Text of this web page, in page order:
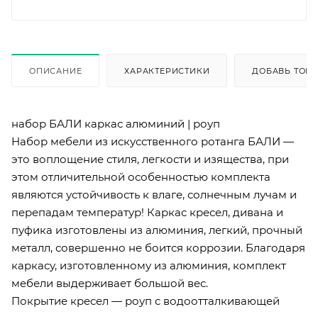
ОПИСАНИЕ ХАРАКТЕРИСТИКИ ДОБАВЬ
набор БАЛИ каркас алюминий | роуп
Набор мебели из искусственного ротанга БАЛИ —
это воплощение стиля, легкости и изящества, при
этом отличительной особенностью комплекта
являются устойчивость к влаге, солнечным лучам и
перепадам температур! Каркас кресел, дивана и
пуфика изготовлены из алюминия, легкий, прочный
металл, совершенно не боится коррозии. Благодаря
каркасу, изготовленному из алюминия, комплект
мебели выдерживает большой вес.
Покрытие кресел — роуп с водоотталкивающей